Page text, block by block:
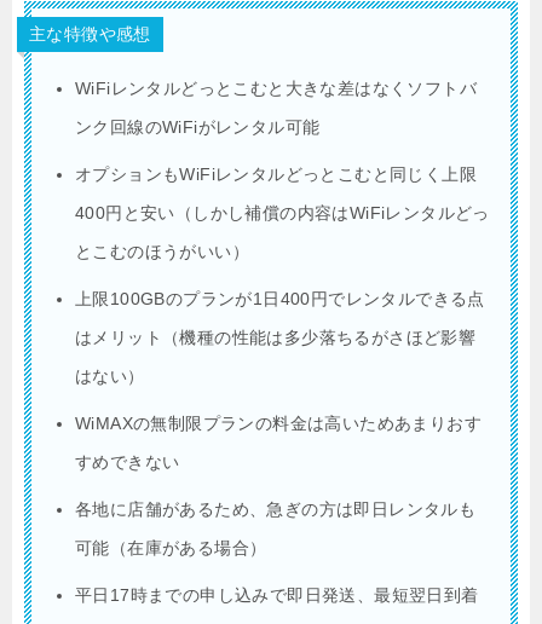
主な特徴や感想
WiFiレンタルどっとこむと大きな差はなくソフトバ
ンク回線のWiFiがレンタル可能
オプションもWiFiレンタルどっとこむと同じく上限
400円と安い（しかし補償の内容はWiFiレンタルどっ
とこむのほうがいい）
上限100GBのプランが1日400円でレンタルできる点
はメリット（機種の性能は多少落ちるがさほど影響
はない）
WiMAXの無制限プランの料金は高いためあまりおす
すめできない
各地に店舗があるため、急ぎの方は即日レンタルも
可能（在庫がある場合）
平日17時までの申し込みで即日発送、最短翌日到着